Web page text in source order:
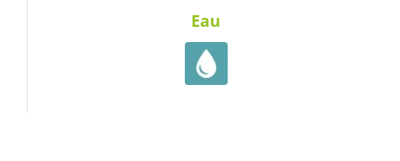
Eau